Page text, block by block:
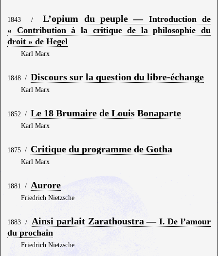
1843 / L’opium du peuple — Introduction de
« Contribution à la critique de la philosophie du
droit » de Hegel
Karl Marx
1848 / Discours sur la question du libre-échange
Karl Marx
1852 / Le 18 Brumaire de Louis Bonaparte
Karl Marx
1875 / Critique du programme de Gotha
Karl Marx
1881 / Aurore
Friedrich Nietzsche
1883 / Ainsi parlait Zarathoustra — I. De l’amour
du prochain
Friedrich Nietzsche